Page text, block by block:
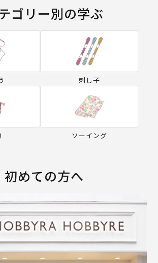
ゴリー別の学ぶ
刺し子
ソーイング
初めての方へ